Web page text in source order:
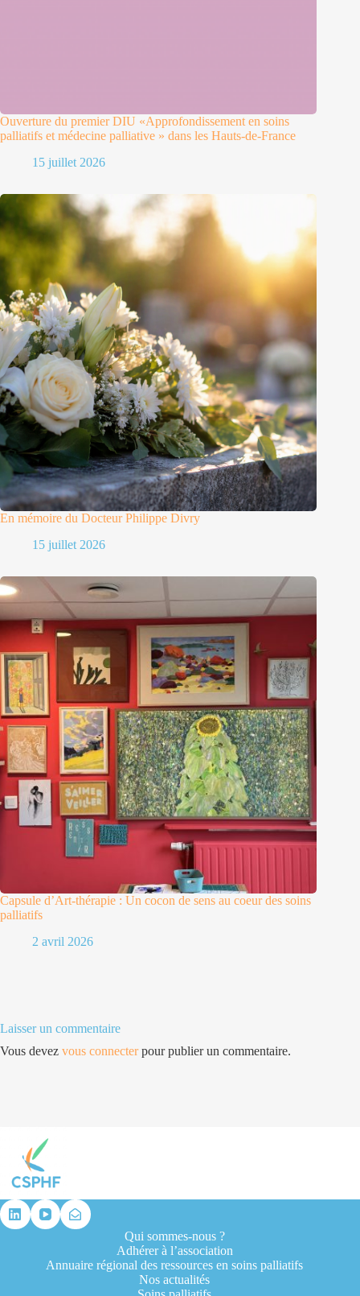
Ouverture du premier DIU «Approfondissement en soins
palliatifs et médecine palliative » dans les Hauts-de-France
15 juillet 2026
En mémoire du Docteur Philippe Divry
15 juillet 2026
Capsule d’Art-thérapie : Un cocon de sens au coeur des soins
palliatifs
2 avril 2026
Laisser un commentaire
Vous devez vous connecterpour publier un commentaire.
Qui sommes-nous ?
Adhérer à l’association
Annuaire régional des ressources en soins palliatifs
Nos actualités